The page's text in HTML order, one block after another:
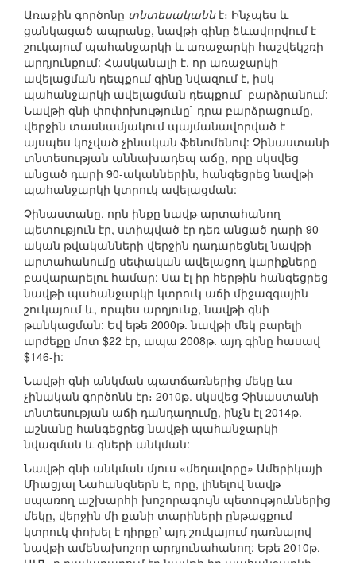
Առաջին գործոնը տնտեսականնէ։ Ինչպես և
ցանկացած ապրանք, նավթի գինը ձևավորվում է
շուկայում պահանջարկի և առաջարկի հաշվեկշռի
արդյունքում: Հասկանալի է, որ առաջարկի
ավելացման դեպքում գինը նվազում է, իսկ
պահանջարկի ավելացման դեպքում` բարձրանում:
Նավթի գնի փոփոխությունը` դրա բարձրացումը,
վերջին տասնամյակում պայմանավորված է
այսպես կոչված չինական ֆենոմենով: Չինաստանի
տնտեսության աննախադեպ աճը, որը սկսվեց
անցած դարի 90-ականներին, հանգեցրեց նավթի
պահանջարկի կտրուկ ավելացման:
Չինաստանը, որն ինքը նավթ արտահանող
պետություն էր, ստիպված էր դեռ անցած դարի 90-
ական թվականների վերջին դադարեցնել նավթի
արտահանումը սեփական ավելացող կարիքները
բավարարելու համար: Սա էլ իր հերթին հանգեցրեց
նավթի պահանջարկի կտրուկ աճի միջազգային
շուկայում և, որպես արդյունք, նավթի գնի
թանկացման: Եվ եթե 2000թ. նավթի մեկ բարելի
արժեքը մոտ $22 էր, ապա 2008թ. այդ գինը հասավ
$146-ի:
Նավթի գնի անկման պատճառներից մեկը ևս
չինական գործոնն էր։ 2010թ. սկսվեց Չինաստանի
տնտեսության աճի դանդաղումը, ինչն էլ 2014թ.
աշնանը հանգեցրեց նավթի պահանջարկի
նվազման և գների անկման:
Նավթի գնի անկման մյուս «մեղավորը» Ամերիկայի
Միացյալ Նահանգներն է, որը, լինելով նավթ
սպառող աշխարհի խոշորագույն պետություններից
մեկը, վերջին մի քանի տարիների ընթացքում
կտրուկ փոխել է դիրքը՝ այդ շուկայում դառնալով
նավթի ամենախոշոր արդյունահանող: Եթե 2010թ.